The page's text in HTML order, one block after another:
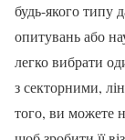
будь-якого типу
опитувань або
легко вибрати
з секторними,
того, ви можете